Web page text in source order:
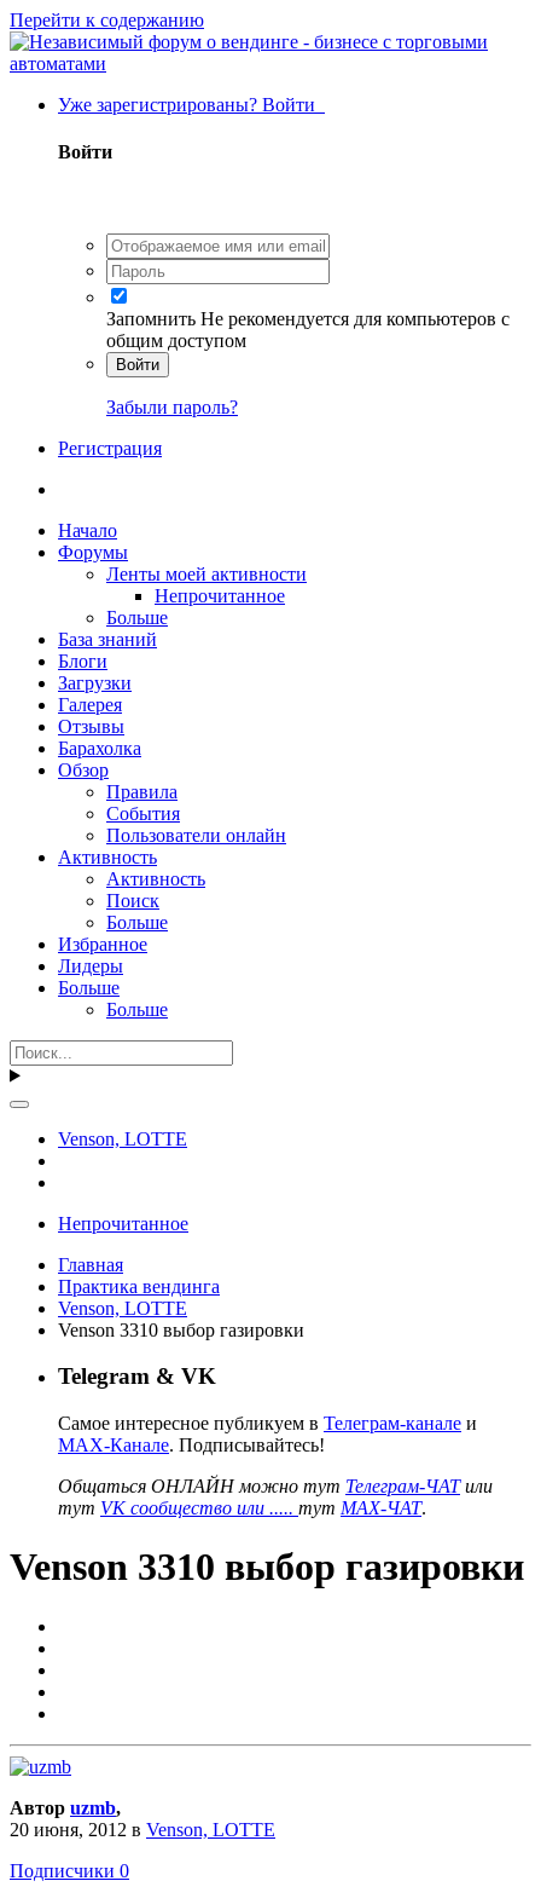
Перейти к содержанию
Уже зарегистрированы? Войти
Войти
Запомнить Не рекомендуется для компьютеров с
общим доступом
Войти
Забыли пароль?
Регистрация
Начало
Форумы
Ленты моей активности
Непрочитанное
Больше
База знаний
Блоги
Загрузки
Галерея
Отзывы
Барахолка
Обзор
Правила
События
Пользователи онлайн
Активность
Активность
Поиск
Больше
Избранное
Лидеры
Больше
Больше
Venson, LOTTE
Непрочитанное
Главная
Практика вендинга
Venson, LOTTE
Venson 3310 выбор газировки
Telegram & VK
Самое интересное публикуем в Телеграм-канале и
MAX-Канале. Подписывайтесь!
Общаться ОНЛАЙН можно тут Телеграм-ЧАТили
тут VK сообщество или ..... тут MAX-ЧАТ.
Venson 3310 выбор газировки
Автор uzmb,
20 июня, 2012 в Venson, LOTTE
Подписчики 0